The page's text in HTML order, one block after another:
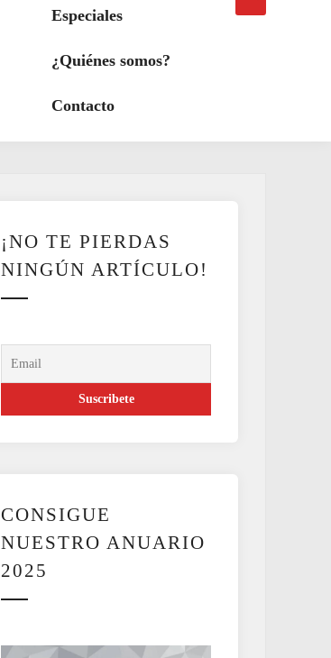
Especiales
¿Quiénes somos?
Contacto
búsqueda
¡NO TE PIERDAS
NINGÚN ARTÍCULO!
CONSIGUE
NUESTRO ANUARIO
2025